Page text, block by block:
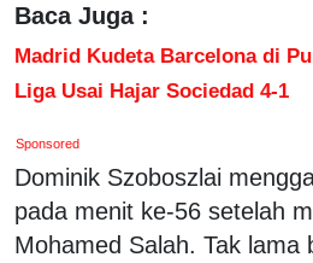
Baca Juga :
Madrid Kudeta Barcelona di
Liga Usai Hajar Sociedad 4-1
Sponsored
Dominik Szoboszlai
pada menit ke-56 setelah
Mohamed Salah. Tak lama